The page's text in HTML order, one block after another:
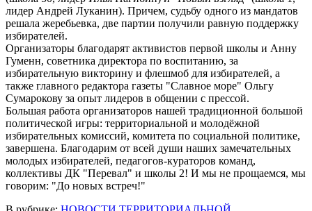
лидер Андрей Луканин). Причем, судьбу одного из мандатов
решала жеребьевка, две партии получили равную поддержку
избирателей.
Организаторы благодарят активистов первой школы и Анну
Гуменн, советника директора по воспитанию, за
избирательную викторину и флешмоб для избирателей, а
также главного редактора газеты "Славное море" Ольгу
Сумарокову за опыт лидеров в общении с прессой.
Большая работа организаторов нашей традиционной большой
политической игры: территориальной и молодёжной
избирательных комиссий, комитета по социальной политике,
завершена. Благодарим от всей души наших замечательных
молодых избирателей, педагогов-кураторов команд,
коллективы ДК "Перевал" и школы 2! И мы не прощаемся, мы
говорим: "До новых встреч!"